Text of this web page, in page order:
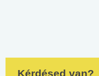
Kérdésed van?